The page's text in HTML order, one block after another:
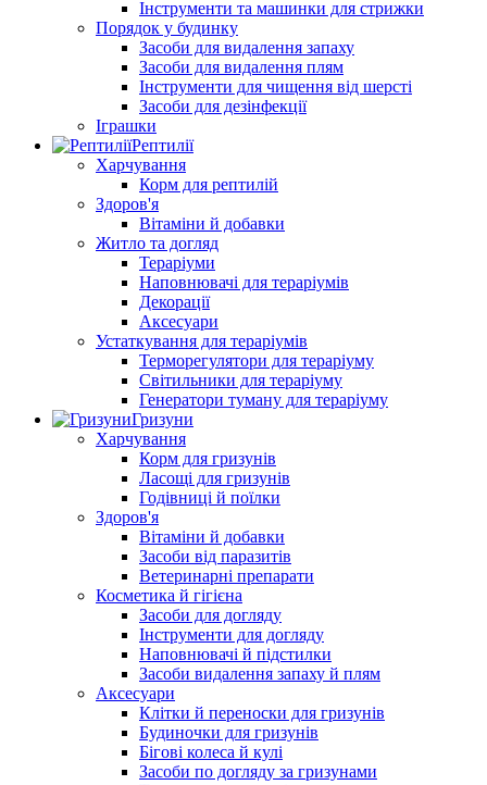
Інструменти та машинки для стрижки
Порядок у будинку
Засоби для видалення запаху
Засоби для видалення плям
Інструменти для чищення від шерсті
Засоби для дезінфекції
Іграшки
Рептилії
Харчування
Корм для рептилій
Здоров'я
Вітаміни й добавки
Житло та догляд
Тераріуми
Наповнювачі для тераріумів
Декорації
Аксесуари
Устаткування для тераріумів
Терморегулятори для тераріуму
Світильники для тераріуму
Генератори туману для тераріуму
Гризуни
Харчування
Корм для гризунів
Ласощі для гризунів
Годівниці й поїлки
Здоров'я
Вітаміни й добавки
Засоби від паразитів
Ветеринарні препарати
Косметика й гігієна
Засоби для догляду
Інструменти для догляду
Наповнювачі й підстилки
Засоби видалення запаху й плям
Аксесуари
Клітки й переноски для гризунів
Будиночки для гризунів
Бігові колеса й кулі
Засоби по догляду за гризунами